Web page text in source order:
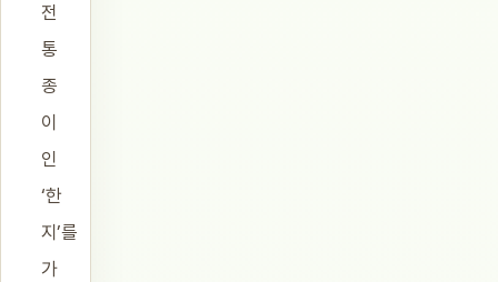
전
통
종
이
인
‘한
지’를
가